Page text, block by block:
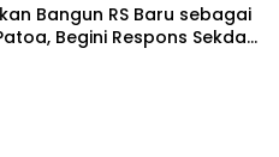
Bangun RS Baru sebagai
Begini Respons Sekda